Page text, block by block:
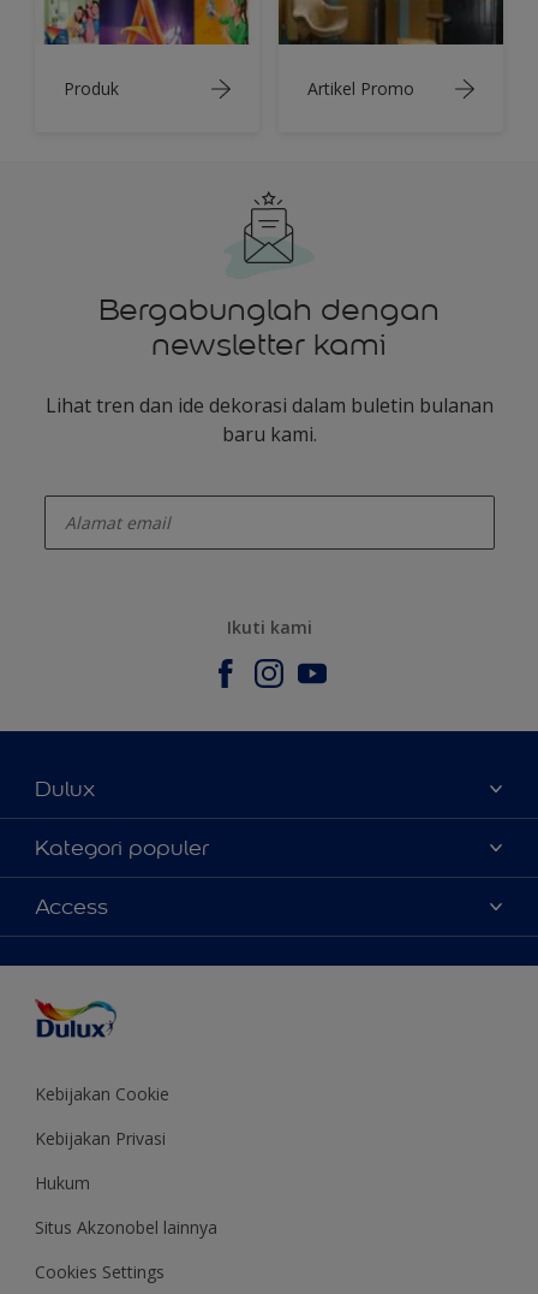
Produk Artikel Promo
Bergabunglah dengan
newsletter kami
Lihat tren dan ide dekorasi dalam buletin bulanan
baru kami.
Ikuti kami
Dulux
Tentang Kami
Contact us
Temukan toko
Kategori populer
Warna
Produk
Inspirasi
Saran Mendekorasi
Colour of the Year
Access
Kebijakan Cookie
Kebijakan Privasi
Hukum
Situs Akzonobel lainnya
Cookies Settings